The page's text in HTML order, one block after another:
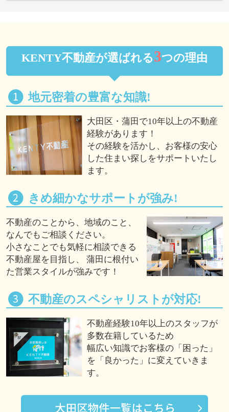
KENTY不動産が選ばれる3つの理由
地元密着の豊富な知識!
大田区・蒲田で10年以上の不動産
経験があります！
その経験を活かし、お客様の安心
した住まい探しをサポートいたし
ます。
きめ細かなサポートが強み!
不動産のことから、地域のこと、
なんでもご相談ください。
小さなことでも気軽に相談できる
不動産屋を目指し、 蒲田に根付い
た営業スタイルが強みです！
不動産のスペシャリストが対応!
不動産経験10年以上のスタッフが
多数在籍しているため
幅広い知識でお客様の「困った」
を「良かった」に変えていきま
す。